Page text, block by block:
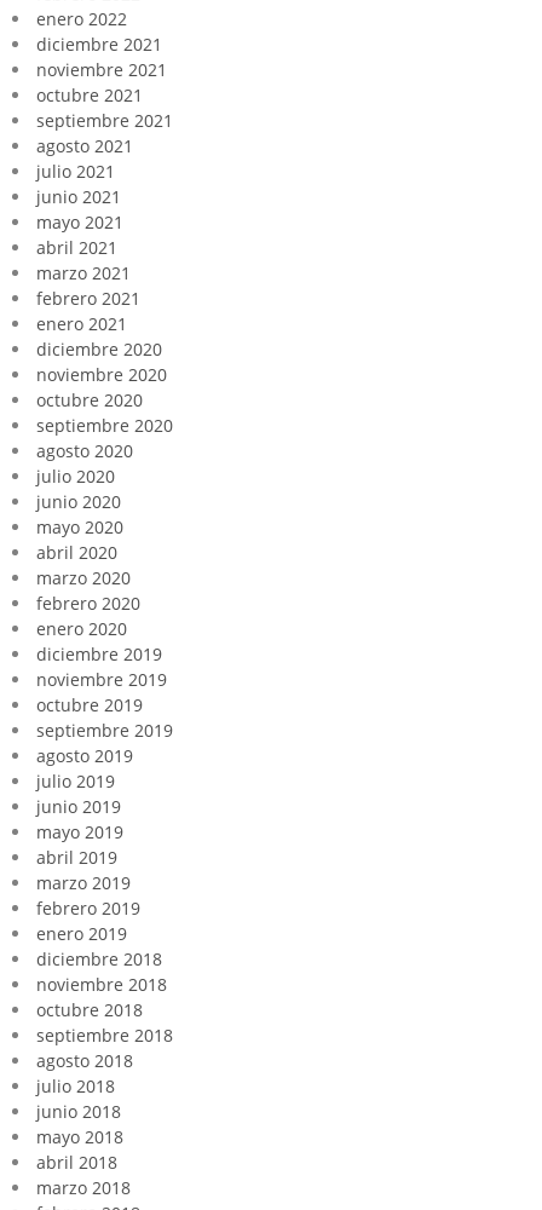
enero 2022
diciembre 2021
noviembre 2021
octubre 2021
septiembre 2021
agosto 2021
julio 2021
junio 2021
mayo 2021
abril 2021
marzo 2021
febrero 2021
enero 2021
diciembre 2020
noviembre 2020
octubre 2020
septiembre 2020
agosto 2020
julio 2020
junio 2020
mayo 2020
abril 2020
marzo 2020
febrero 2020
enero 2020
diciembre 2019
noviembre 2019
octubre 2019
septiembre 2019
agosto 2019
julio 2019
junio 2019
mayo 2019
abril 2019
marzo 2019
febrero 2019
enero 2019
diciembre 2018
noviembre 2018
octubre 2018
septiembre 2018
agosto 2018
julio 2018
junio 2018
mayo 2018
abril 2018
marzo 2018